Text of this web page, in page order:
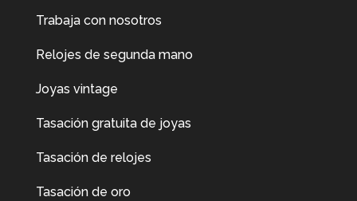
Trabaja con nosotros
Relojes de segunda mano
Joyas vintage
Tasación gratuita de joyas
Tasación de relojes
Tasación de oro